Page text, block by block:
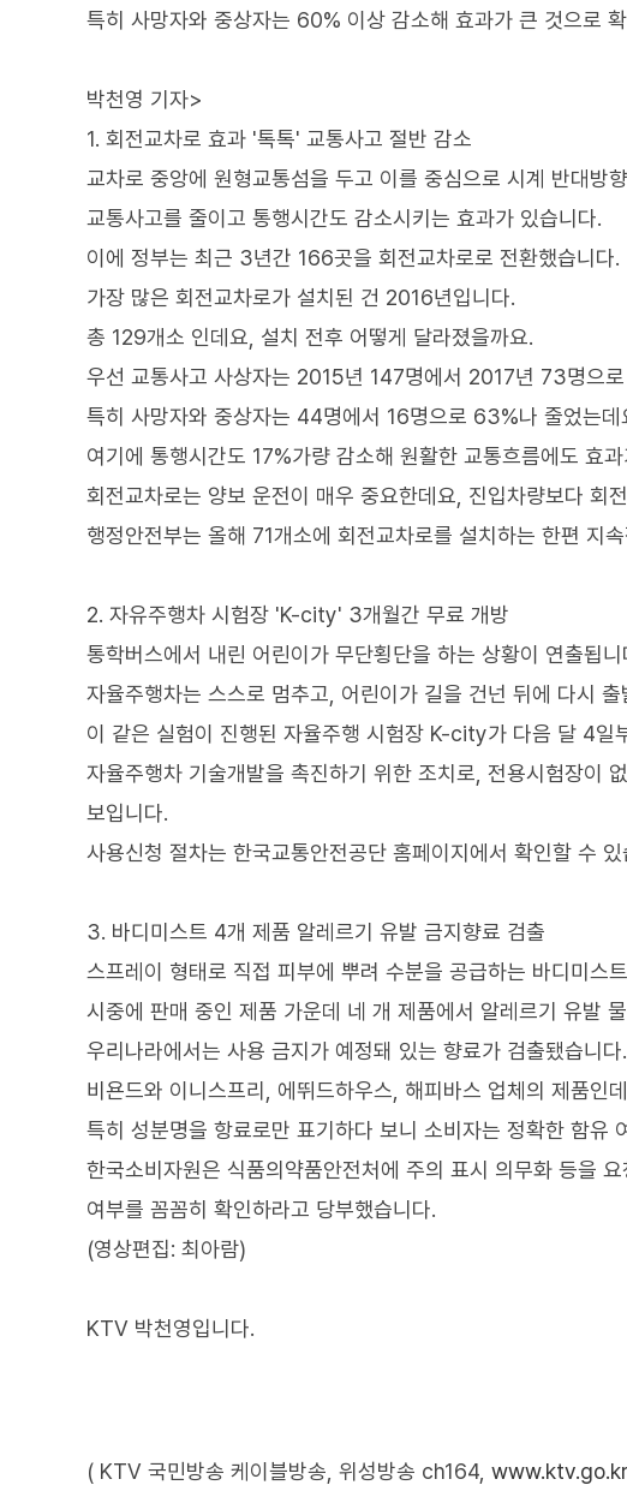
특히 사망자와 중상자는 60% 이상 감소해 효과가 큰 것으로
박천영 기자>
1. 회전교차로 효과 '톡톡' 교통사고 절반 감소
교차로 중앙에 원형교통섬을 두고 이를 중심으로 시계 반대방
교통사고를 줄이고 통행시간도 감소시키는 효과가 있습니다.
이에 정부는 최근 3년간 166곳을 회전교차로로 전환했습니다.
가장 많은 회전교차로가 설치된 건 2016년입니다.
총 129개소 인데요, 설치 전후 어떻게 달라졌을까요.
우선 교통사고 사상자는 2015년 147명에서 2017년 73명으
특히 사망자와 중상자는 44명에서 16명으로 63%나 줄었는데
여기에 통행시간도 17%가량 감소해 원활한 교통흐름에도 효
회전교차로는 양보 운전이 매우 중요한데요, 진입차량보다 회
행정안전부는 올해 71개소에 회전교차로를 설치하는 한편 지
2. 자유주행차 시험장 'K-city' 3개월간 무료 개방
통학버스에서 내린 어린이가 무단횡단을 하는 상황이 연출됩니
자율주행차는 스스로 멈추고, 어린이가 길을 건넌 뒤에 다시 출
이 같은 실험이 진행된 자율주행 시험장 K-city가 다음 달 4일
자율주행차 기술개발을 촉진하기 위한 조치로, 전용시험장이
보입니다.
사용신청 절차는 한국교통안전공단 홈페이지에서 확인할 수 있
3. 바디미스트 4개 제품 알레르기 유발 금지향료 검출
스프레이 형태로 직접 피부에 뿌려 수분을 공급하는 바디미스
시중에 판매 중인 제품 가운데 네 개 제품에서 알레르기 유발
우리나라에서는 사용 금지가 예정돼 있는 향료가 검출됐습니다.
비욘드와 이니스프리, 에뛰드하우스, 해피바스 업체의 제품인데
특히 성분명을 항료로만 표기하다 보니 소비자는 정확한 함유
한국소비자원은 식품의약품안전처에 주의 표시 의무화 등을
여부를 꼼꼼히 확인하라고 당부했습니다.
(영상편집: 최아람)
KTV 박천영입니다.
( KTV 국민방송 케이블방송, 위성방송 ch164, www.ktv.go.kr